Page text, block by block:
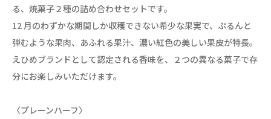
る、焼菓子２種の詰め合わせセットです。
12 月のわずかな期間しか収穫できない希少な果実で、ぷるんと
弾むような果肉、あふれる果汁、濃い紅色の美しい果皮が特長。
えひめブランドとして認定される香味を、２つの異なる菓子で存
分にお楽しみいただけます。
〈プレーンハーフ〉